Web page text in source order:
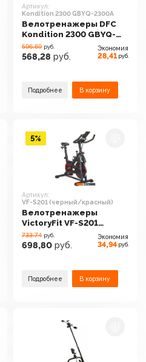
Артикул:
Kondition 2300 GBYQ-2300A
Велотренажеры DFC
Kondition 2300 GBYQ-
2300A
596.69 руб.
568,28 руб.
Экономия
28,41 руб.
Подробнее В корзину
Артикул:
VF-S201 (черный/красный)
Велотренажеры
VictoryFit VF-S201
(черный/красный)
733.74 руб.
698,80 руб.
Экономия
34,94 руб.
Подробнее В корзину
5%